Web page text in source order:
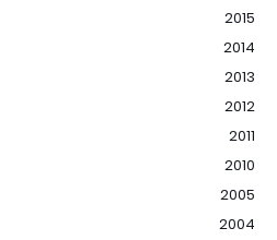
2015
2014
2013
2012
2011
2010
2005
2004